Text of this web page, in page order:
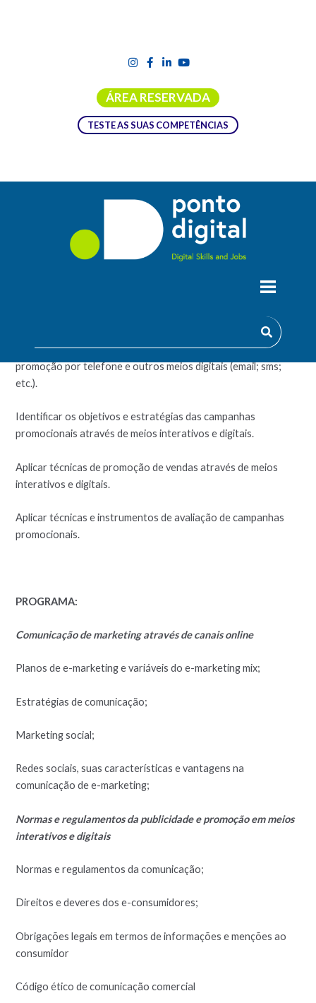
ÁREA RESERVADA
TESTE AS SUAS COMPETÊNCIAS
“PLANOS DE CAMPANHAS DE
Interpretar e aplicar normas e regulamentos da publicidade e
promoção por telefone e outros meios digitais (email; sms;
etc.).
Identificar os objetivos e estratégias das campanhas
promocionais através de meios interativos e digitais.
Aplicar técnicas de promoção de vendas através de meios
interativos e digitais.
Aplicar técnicas e instrumentos de avaliação de campanhas
promocionais.
PROGRAMA:
Comunicação de marketing através de canais online
Planos de e-marketing e variáveis do e-marketing mix;
Estratégias de comunicação;
Marketing social;
Redes sociais, suas características e vantagens na
comunicação de e-marketing;
Normas e regulamentos da publicidade e promoção em meios
interativos e digitais
Normas e regulamentos da comunicação;
Direitos e deveres dos e-consumidores;
Obrigações legais em termos de informações e menções ao
consumidor
Código ético de comunicação comercial